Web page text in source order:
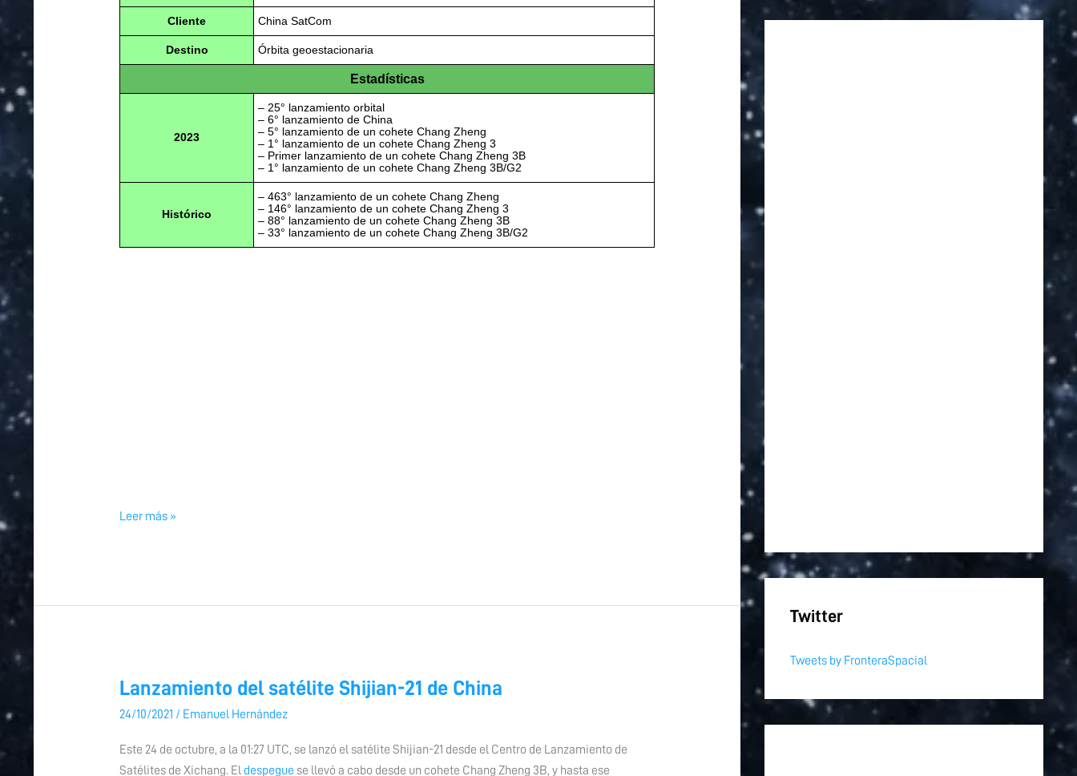
Cliente China SatCom
Destino Órbita geoestacionaria
Estadísticas
2023
– 25° lanzamiento orbital
– 6° lanzamiento de China
– 5° lanzamiento de un cohete Chang Zheng
– 1° lanzamiento de un cohete Chang Zheng 3
– Primer lanzamiento de un cohete Chang Zheng 3B
– 1° lanzamiento de un cohete Chang Zheng 3B/G2
Histórico
– 463° lanzamiento de un cohete Chang Zheng
– 146° lanzamiento de un cohete Chang Zheng 3
– 88° lanzamiento de un cohete Chang Zheng 3B
– 33° lanzamiento de un cohete Chang Zheng 3B/G2
Leer más »
Lanzamiento del satélite Shijian-21 de China
24/10/2021 / Emanuel Hernández
Este 24 de octubre, a la 01:27 UTC, se lanzó el satélite Shijian-21 desde el Centro de Lanzamiento de
Satélites de Xichang. El despegue se llevó a cabo desde un cohete Chang Zheng 3B, y hasta ese
Lanzamiento
Shijian-
21
Twitter
Tweets by FronteraSpacial